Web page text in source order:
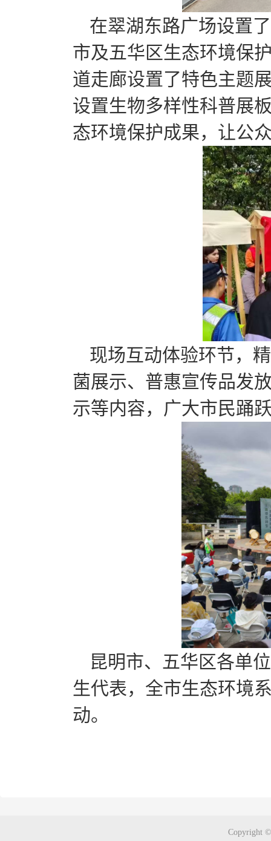
在翠湖东路广场设置
市及五华区生态环境保
道走廊设置了特色主题
设置生物多样性科普展
态环境保护成果，让公
现场互动体验环节，
菌展示、普惠宣传品发
示等内容，广大市民踊
昆明市、五华区各单
生代表，全市生态环境
动。
Copyright